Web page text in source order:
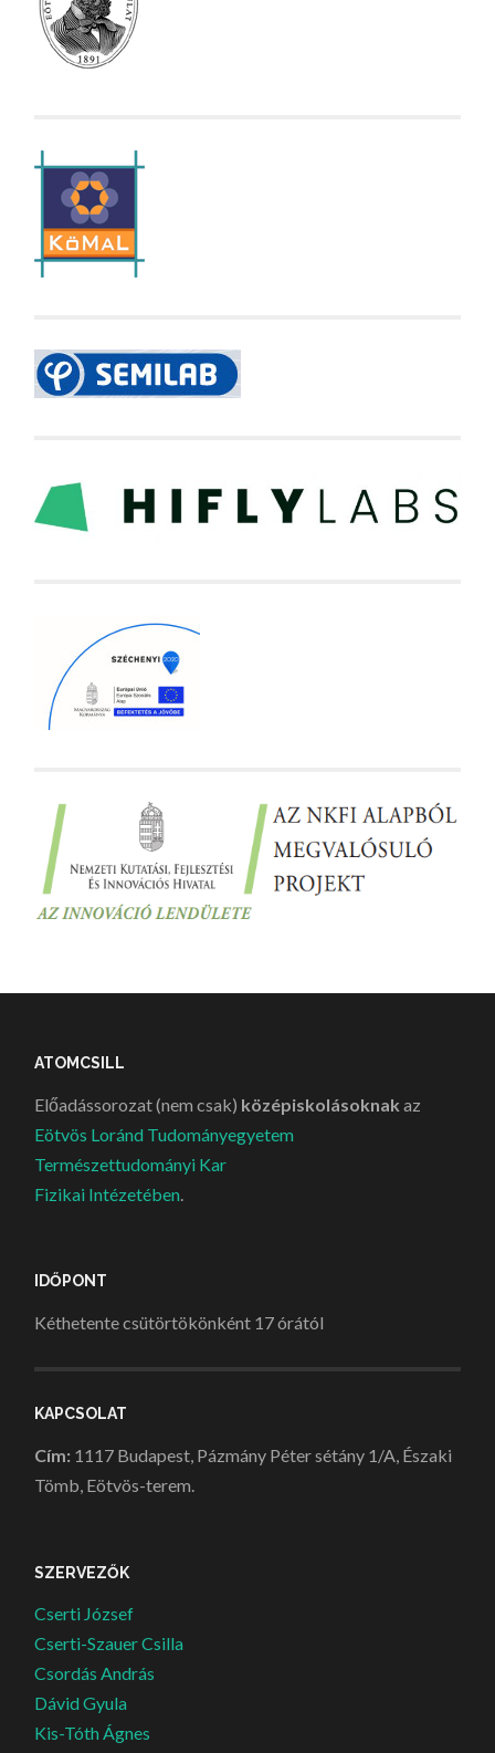
ATOMCSILL
Előadássorozat (nem csak) középiskolásoknak az
Eötvös Loránd Tudományegyetem
Természettudományi Kar
Fizikai Intézetében
IDŐPONT
Kéthetente csütörtökönként 17 órától
KAPCSOLAT
Cím: 1117 Budapest, Pázmány Péter sétány 1/A, Északi
Tömb, Eötvös-terem.
SZERVEZŐK
Cserti József
Cserti-Szauer Csilla
Csordás András
Dávid Gyula
Kis-Tóth Ágnes